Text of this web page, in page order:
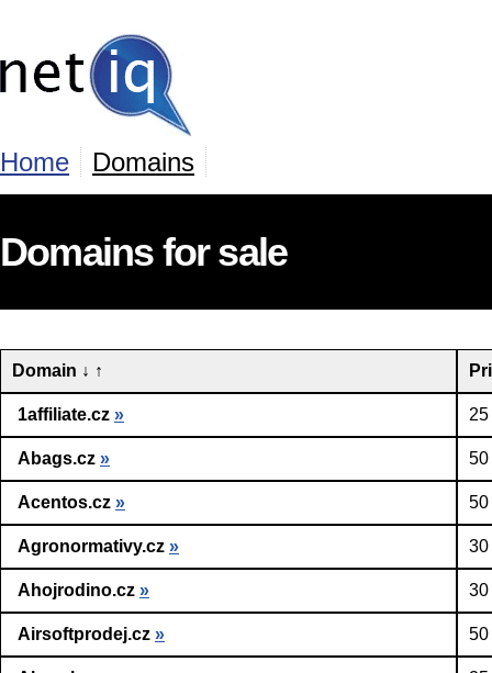
Home Domains
Domains for sale
Domain ↓ ↑
1affiliate.cz »
Abags.cz » 50
Acentos.cz » 50
Agronormativy.cz » 30
Ahojrodino.cz » 30
Airsoftprodej.cz » 50